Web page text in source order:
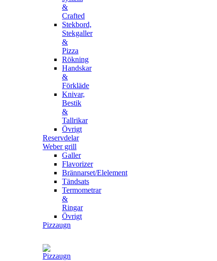
&
Crafted
Stekbord,
Stekgaller
&
Pizza
Rökning
Handskar
&
Förkläde
Knivar,
Bestik
&
Tallrikar
Övrigt
Reservdelar
Weber grill
Galler
Flavorizer
Brännarset/Elelement
Tändsats
Termometrar
&
Ringar
Övrigt
Pizzaugn